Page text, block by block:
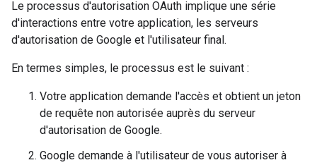
Le processus d'autorisation OAuth implique une série
d'interactions entre votre application, les serveurs
d'autorisation de Google et l'utilisateur final.
En termes simples, le processus est le suivant :
Votre application demande l'accès et obtient un jeton
de requête non autorisée auprès du serveur
d'autorisation de Google.
Google demande à l'utilisateur de vous autoriser à